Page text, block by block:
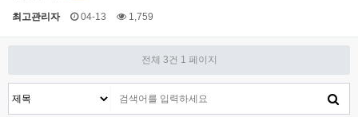
최고관리자 04-13 1,759
전체 3건 1 페이지